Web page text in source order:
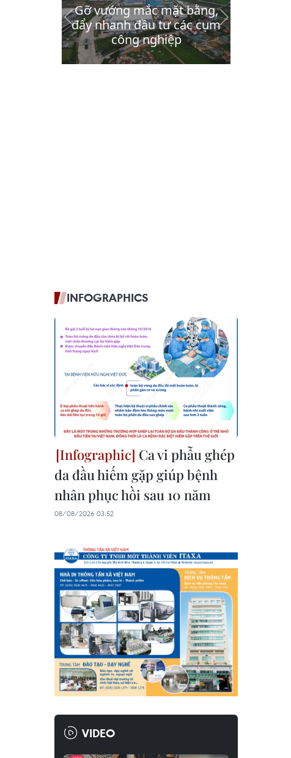
INFOGRAPHICS
Ca vi phẫu ghép
da đầu hiếm gặp giúp bệnh
nhân phục hồi sau 10 năm
08/08/2026 03:52
VIDEO